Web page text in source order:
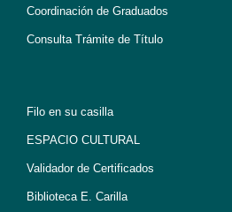
Coordinación de Graduados
Consulta Trámite de Título
Filo en su casilla
ESPACIO CULTURAL
Validador de Certificados
Biblioteca E. Carilla